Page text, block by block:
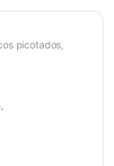
picotados,